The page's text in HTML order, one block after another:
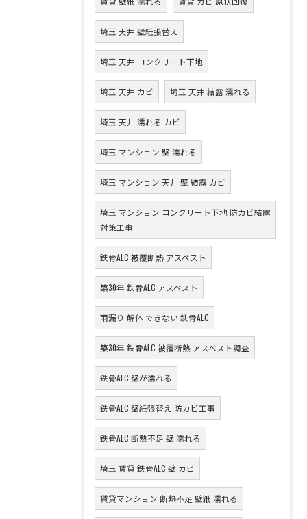
埼玉 天井 壁紙張替え
埼玉 天井 コンクリート下地
埼玉 天井 カビ 埼玉 天井 結露 濡れる
埼玉 天井 濡れる カビ
埼玉 マンション 壁 濡れる
埼玉 マンション 天井 壁 結露 カビ
埼玉 マンション コンクリート下地 防カビ結露
対策工事
鉄骨ALC 被覆断熱 アスベスト
築30年 鉄骨ALC アスベスト
雨漏り 解体 できない 鉄骨ALC
築30年 鉄骨ALC 被覆断熱 アスベスト調査
鉄骨ALC 壁が濡れる
鉄骨ALC 壁紙張替え 防カビ工事
鉄骨ALC 断熱不足 壁 濡れる
埼玉 賃貸 鉄骨ALC 壁 カビ
賃貸マンション 断熱不足 壁紙 濡れる